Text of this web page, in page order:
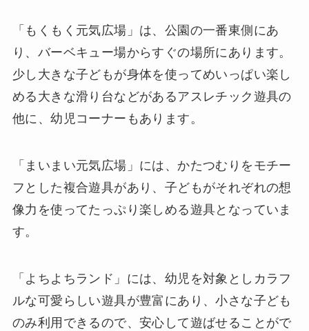
「もくもく元気広場」は、公園の一番東側にあ
り、バーベキュー場からすぐの場所にあります。
少し大きな子どもが身体を使ってめいっぱい楽し
める大きな滑り台などがあるアスレチック遊具の
他に、幼児コーナーもあります。
「まいまい元気広場」には、かたつむりをモチー
フとした複合遊具があり、子どもがそれぞれの想
像力を使ってたっぷり楽しめる遊具となっていま
す。
「よちよちランド」には、幼児を対象としカラフ
ルな可愛らしい遊具が豊富にあり、小さな子ども
のみ利用できるので、安心して遊ばせることがで